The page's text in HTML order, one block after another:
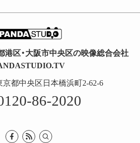
港区・大阪市中央区の映像総合会社
京都中央区日本橋浜町2-62-6
86-2020